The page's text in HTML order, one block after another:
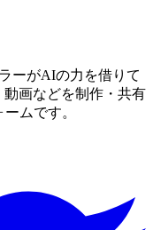
ーがAIの力を借りて
画などを制作・共有
ムです。